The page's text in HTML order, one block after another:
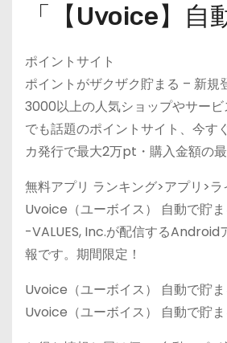
「【Uvoice】
ポイントサイト
ポイントがザクザク貯まる – 新規
3000以上の人気ショップやサー
でも話題のポイントサイト、今
カ発行で最大2万pt・購入金額の
無料アプリ ランキング>アプリ>
Uvoice（ユーボイス） 自動で貯
-VALUES, Inc.が配信するAndroid
報です。期間限定！
Uvoice（ユーボイス） 自動で貯
Uvoice（ユーボイス） 自動で貯